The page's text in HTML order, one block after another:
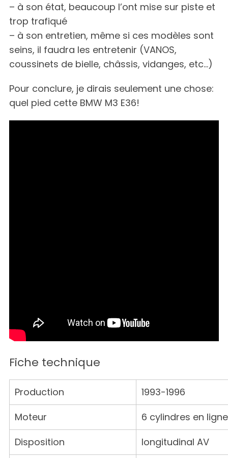
– à son état, beaucoup l’ont mise sur piste et
trop trafiqué
– à son entretien, même si ces modèles sont
seins, il faudra les entretenir (VANOS,
coussinets de bielle, châssis, vidanges, etc…)
Pour conclure, je dirais seulement une chose:
quel pied cette BMW M3 E36!
Fiche technique
Production
1993-1996
Moteur
6 cylindres en ligne
Disposition
longitudinal AV
r
c
h
f
r